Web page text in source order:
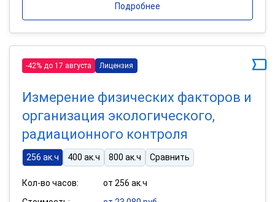
Подробнее
-42% до 17 августа Лицензия
Измерение физических факторов и
организация экологического,
радиационного контроля
256 ак.ч 400 ак.ч 800 ак.ч Сравнить
Кол-во часов:
от 256 ак.ч